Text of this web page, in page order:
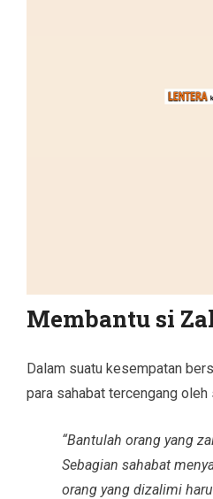
Membantu si
Dalam suatu kesempatan
para sahabat tercengang oleh
“Bantulah orang yang
Sebagian sahabat
orang yang dizalimi